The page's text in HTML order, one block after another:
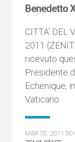
Benedetto
CITTA’ DEL
2011
ricevuto
Presidente
Echenique,
Vaticano.
MAR 03, 2011